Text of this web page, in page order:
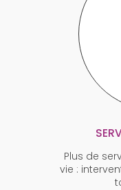
Plus de
vie :